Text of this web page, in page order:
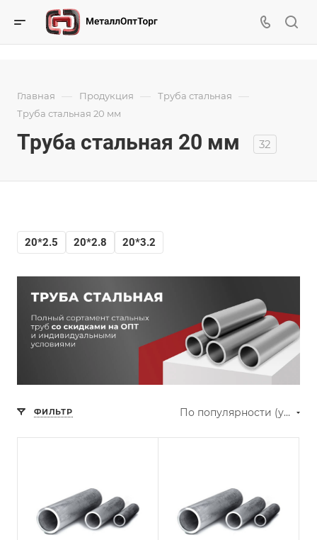
Главная — Продукция — Труба стальная —
Труба стальная 20 мм
Труба стальная 20 мм 32
20*2.5 20*2.8 20*3.2
ФИЛЬТР По популярности (убывание)